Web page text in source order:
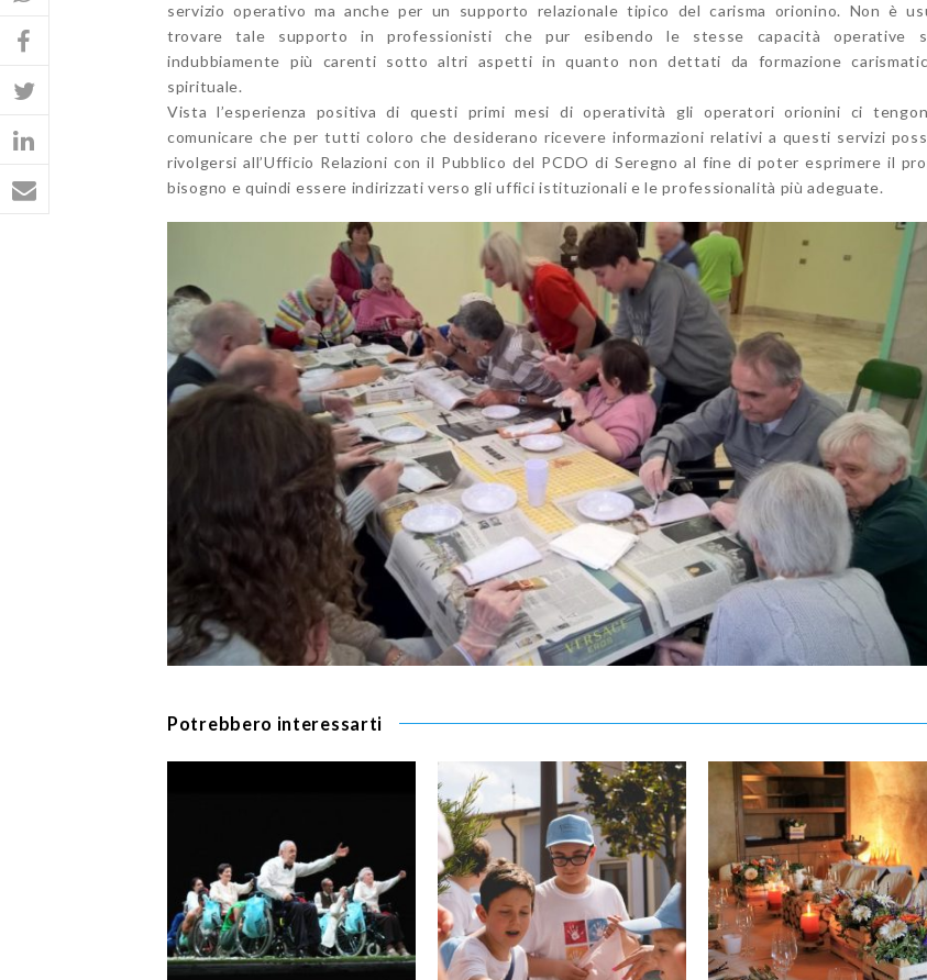
servizio operativo ma anche per un supporto relazionale tipico del carisma orionino. Non è
trovare tale supporto in professionisti che pur esibendo le stesse capacità operative
indubbiamente più carenti sotto altri aspetti in quanto non dettati da formazione
spirituale.
Vista l’esperienza positiva di questi primi mesi di operatività gli operatori orionini ci
comunicare che per tutti coloro che desiderano ricevere informazioni relativi a questi servizi
rivolgersi all’Ufficio Relazioni con il Pubblico del PCDO di Seregno al fine di poter esprimere il
bisogno e quindi essere indirizzati verso gli uffici istituzionali e le professionalità più adeguate.
Potrebbero interessarti